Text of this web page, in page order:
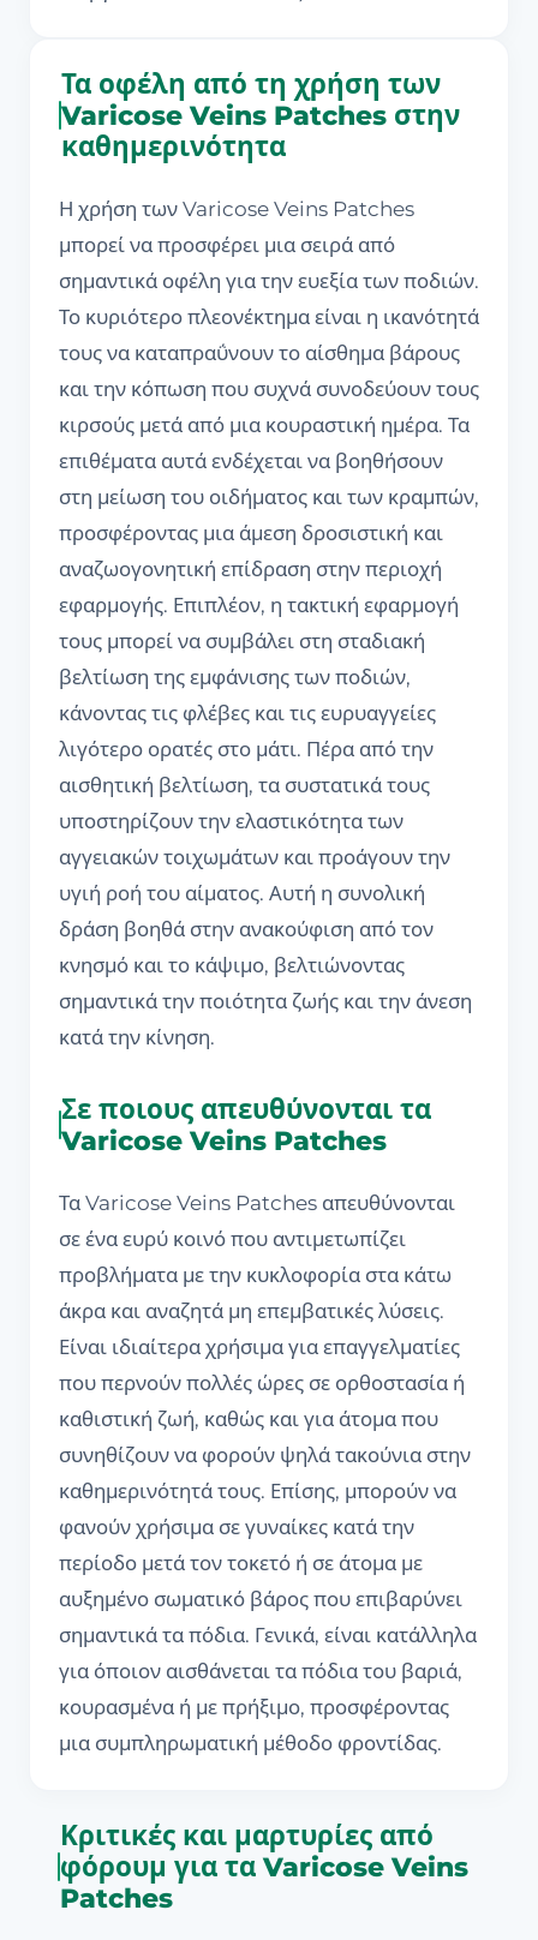
Τα οφέλη από τη χρήση των
Varicose Veins Patches στην
καθημερινότητα
Η χρήση των Varicose Veins Patches
μπορεί να προσφέρει μια σειρά από
σημαντικά οφέλη για την ευεξία των ποδιών.
Το κυριότερο πλεονέκτημα είναι η ικανότητά
τους να καταπραΰνουν το αίσθημα βάρους
και την κόπωση που συχνά συνοδεύουν τους
κιρσούς μετά από μια κουραστική ημέρα. Τα
επιθέματα αυτά ενδέχεται να βοηθήσουν
στη μείωση του οιδήματος και των κραμπών,
προσφέροντας μια άμεση δροσιστική και
αναζωογονητική επίδραση στην περιοχή
εφαρμογής. Επιπλέον, η τακτική εφαρμογή
τους μπορεί να συμβάλει στη σταδιακή
βελτίωση της εμφάνισης των ποδιών,
κάνοντας τις φλέβες και τις ευρυαγγείες
λιγότερο ορατές στο μάτι. Πέρα από την
αισθητική βελτίωση, τα συστατικά τους
υποστηρίζουν την ελαστικότητα των
αγγειακών τοιχωμάτων και προάγουν την
υγιή ροή του αίματος. Αυτή η συνολική
δράση βοηθά στην ανακούφιση από τον
κνησμό και το κάψιμο, βελτιώνοντας
σημαντικά την ποιότητα ζωής και την άνεση
κατά την κίνηση.
Σε ποιους απευθύνονται τα
Varicose Veins Patches
Τα Varicose Veins Patches απευθύνονται
σε ένα ευρύ κοινό που αντιμετωπίζει
προβλήματα με την κυκλοφορία στα κάτω
άκρα και αναζητά μη επεμβατικές λύσεις.
Είναι ιδιαίτερα χρήσιμα για επαγγελματίες
που περνούν πολλές ώρες σε ορθοστασία ή
καθιστική ζωή, καθώς και για άτομα που
συνηθίζουν να φορούν ψηλά τακούνια στην
καθημερινότητά τους. Επίσης, μπορούν να
φανούν χρήσιμα σε γυναίκες κατά την
περίοδο μετά τον τοκετό ή σε άτομα με
αυξημένο σωματικό βάρος που επιβαρύνει
σημαντικά τα πόδια. Γενικά, είναι κατάλληλα
για όποιον αισθάνεται τα πόδια του βαριά,
κουρασμένα ή με πρήξιμο, προσφέροντας
μια συμπληρωματική μέθοδο φροντίδας.
Κριτικές και μαρτυρίες από
φόρουμ για τα Varicose Veins
Patches